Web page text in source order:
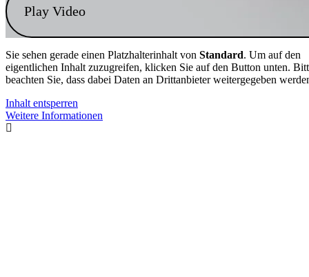
Play Video
Sie sehen gerade einen Platzhalterinhalt von Standard. Um auf den
eigentlichen Inhalt zuzugreifen, klicken Sie auf den Button unten.
beachten Sie, dass dabei Daten an Drittanbieter weitergegeben
Inhalt entsperren
Weitere Informationen